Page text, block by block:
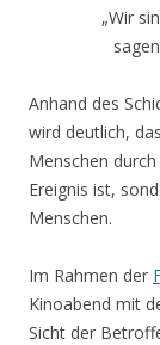
„Wir
Anhand des
wird deutlich,
Menschen
Ereignis ist,
Menschen.
Im Rahmen der
Kinoabend mit
Sicht der